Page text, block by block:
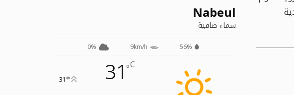
Nabeul
سماء صافية
56%
9km/h
0%
31°C
31°